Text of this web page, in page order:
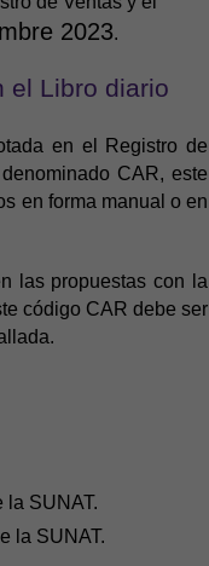
2023.
el Libro diario
en el Registro de
CAR, este
en forma manual o en
las propuestas con la
código CAR debe ser
la SUNAT.
la SUNAT.